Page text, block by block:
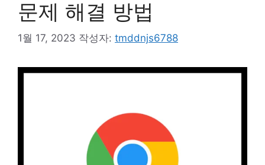
문제 해결 방법
1월 17, 2023 작성자: tmddnjs6788